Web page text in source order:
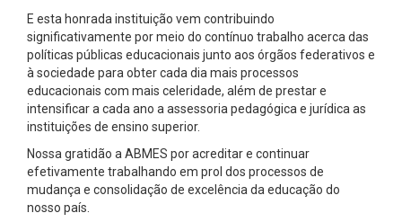
E esta honrada instituição vem contribuindo
significativamente por meio do contínuo trabalho acerca das
políticas públicas educacionais junto aos órgãos federativos e
à sociedade para obter cada dia mais processos
educacionais com mais celeridade, além de prestar e
intensificar a cada ano a assessoria pedagógica e jurídica as
instituições de ensino superior.
Nossa gratidão a ABMES por acreditar e continuar
efetivamente trabalhando em prol dos processos de
mudança e consolidação de excelência da educação do
nosso país.